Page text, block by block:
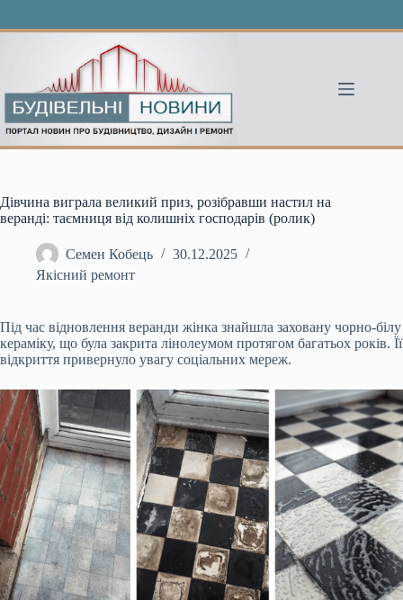
Дівчина виграла великий приз, розібравши настил на
веранді: таємниця від колишніх господарів (ролик)
Семен Кобець
30.12.2025
Якісний ремонт
Під час відновлення веранди жінка знайшла заховану чорно-білу
кераміку, що була закрита лінолеумом протягом багатьох років. Її
відкриття привернуло увагу соціальних мереж.